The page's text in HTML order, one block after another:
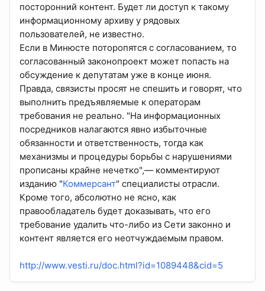
посторонний контент. Будет ли доступ к такому
информационному архиву у рядовых
пользователей, не известно.
Если в Минюсте поторопятся с согласованием, то
согласованный законопроект может попасть на
обсуждение к депутатам уже в конце июня.
Правда, связисты просят не спешить и говорят, что
выполнить предъявляемые к операторам
требования не реально. "На информационных
посредников налагаются явно избыточные
обязанности и ответственность, тогда как
механизмы и процедуры борьбы с нарушениями
прописаны крайне нечетко",— комментируют
изданию "Коммерсант" специалисты отрасли.
Кроме того, абсолютно не ясно, как
правообладатель будет доказывать, что его
требование удалить что-либо из Сети законно и
контент является его неотчуждаемым правом.
http://www.vesti.ru/doc.html?id=1089448&cid=5